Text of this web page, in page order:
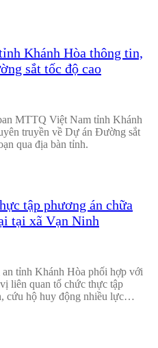
Khánh Hòa thông tin,
sắt tốc độ cao
MTTQ Việt Nam tỉnh Khánh
truyền về Dự án Đường sắt
qua địa bàn tỉnh.
tập phương án chữa
tại xã Vạn Ninh
tỉnh Khánh Hòa phối hợp với
liên quan tổ chức thực tập
cứu hộ huy động nhiều lực